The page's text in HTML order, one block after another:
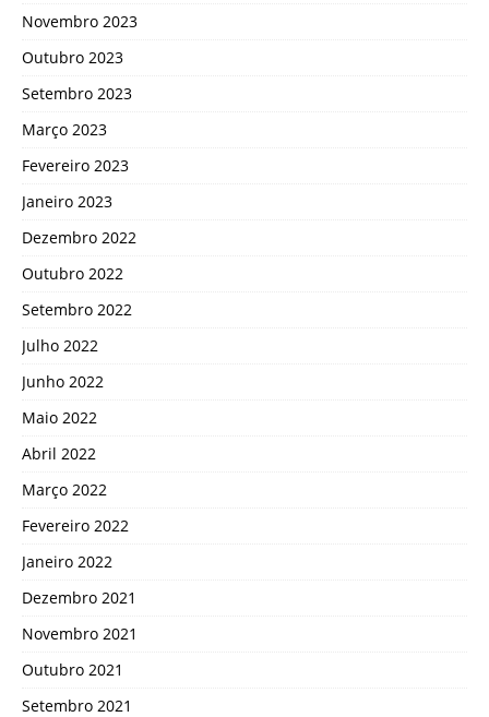
Novembro 2023
Outubro 2023
Setembro 2023
Março 2023
Fevereiro 2023
Janeiro 2023
Dezembro 2022
Outubro 2022
Setembro 2022
Julho 2022
Junho 2022
Maio 2022
Abril 2022
Março 2022
Fevereiro 2022
Janeiro 2022
Dezembro 2021
Novembro 2021
Outubro 2021
Setembro 2021